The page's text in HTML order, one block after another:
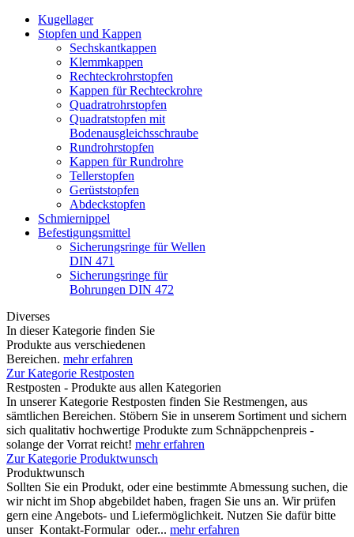
Kugellager
Stopfen und Kappen
Sechskantkappen
Klemmkappen
Rechteckrohrstopfen
Kappen für Rechteckrohre
Quadratrohrstopfen
Quadratstopfen mit
Bodenausgleichsschraube
Rundrohrstopfen
Kappen für Rundrohre
Tellerstopfen
Gerüststopfen
Abdeckstopfen
Schmiernippel
Befestigungsmittel
Sicherungsringe für Wellen
DIN 471
Sicherungsringe für
Bohrungen DIN 472
Diverses
In dieser Kategorie finden Sie
Produkte aus verschiedenen
Bereichen. mehr erfahren
Zur Kategorie Restposten
Restposten - Produkte aus allen Kategorien
In unserer Kategorie Restposten finden Sie Restmengen, aus
sämtlichen Bereichen. Stöbern Sie in unserem Sortiment und sichern
sich qualitativ hochwertige Produkte zum Schnäppchenpreis -
solange der Vorrat reicht! mehr erfahren
Zur Kategorie Produktwunsch
Produktwunsch
Sollten Sie ein Produkt, oder eine bestimmte Abmessung suchen, die
wir nicht im Shop abgebildet haben, fragen Sie uns an. Wir prüfen
gern eine Angebots- und Liefermöglichkeit. Nutzen Sie dafür bitte
unser Kontakt-Formular oder... mehr erfahren